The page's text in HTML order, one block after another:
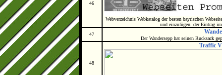
46
Webverzeichnis Webkatalog der besten bayrischen
und einzufügen. der Eintrag
47
Der Wandersepp hat seinen Rucksack
48
Traffic